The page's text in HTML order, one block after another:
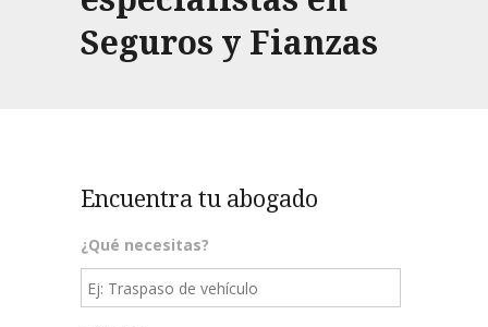
Seguros y Fianzas
Encuentra tu abogado
¿Qué necesitas?